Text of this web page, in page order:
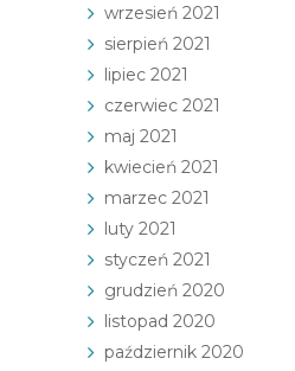
wrzesień 2021
sierpień 2021
lipiec 2021
czerwiec 2021
maj 2021
kwiecień 2021
marzec 2021
luty 2021
styczeń 2021
grudzień 2020
listopad 2020
październik 2020